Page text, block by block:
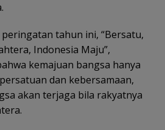
tahun ini, “Bersatu,
Indonesia Maju”,
kemajuan bangsa hanya
dan kebersamaan,
akan terjaga bila rakyatnya